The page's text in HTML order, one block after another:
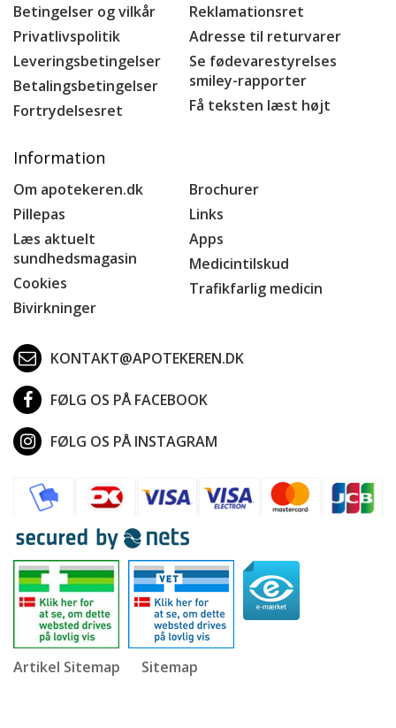
Betingelser og vilkår
Privatlivspolitik
Leveringsbetingelser
Betalingsbetingelser
Fortrydelsesret
Reklamationsret
Adresse til returvarer
Se fødevarestyrelses
smiley-rapporter
Få teksten læst højt
Information
Om apotekeren.dk
Pillepas
Læs aktuelt
sundhedsmagasin
Cookies
Bivirkninger
Brochurer
Links
Apps
Medicintilskud
Trafikfarlig medicin
KONTAKT@APOTEKEREN.DK
FØLG OS PÅ FACEBOOK
FØLG OS PÅ INSTAGRAM
Artikel Sitemap Sitemap